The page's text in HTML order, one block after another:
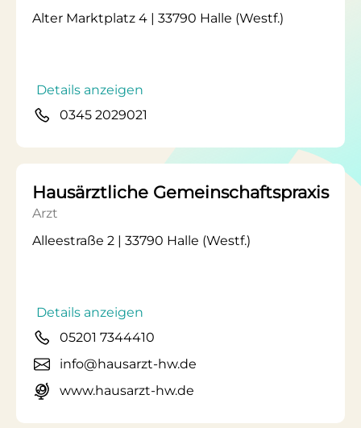
Alter Marktplatz 4 | 33790 Halle (Westf.)
Details anzeigen
0345 2029021
Hausärztliche Gemeinschaftspraxis
Arzt
Alleestraße 2 | 33790 Halle (Westf.)
Details anzeigen
05201 7344410
info@hausarzt-hw.de
www.hausarzt-hw.de